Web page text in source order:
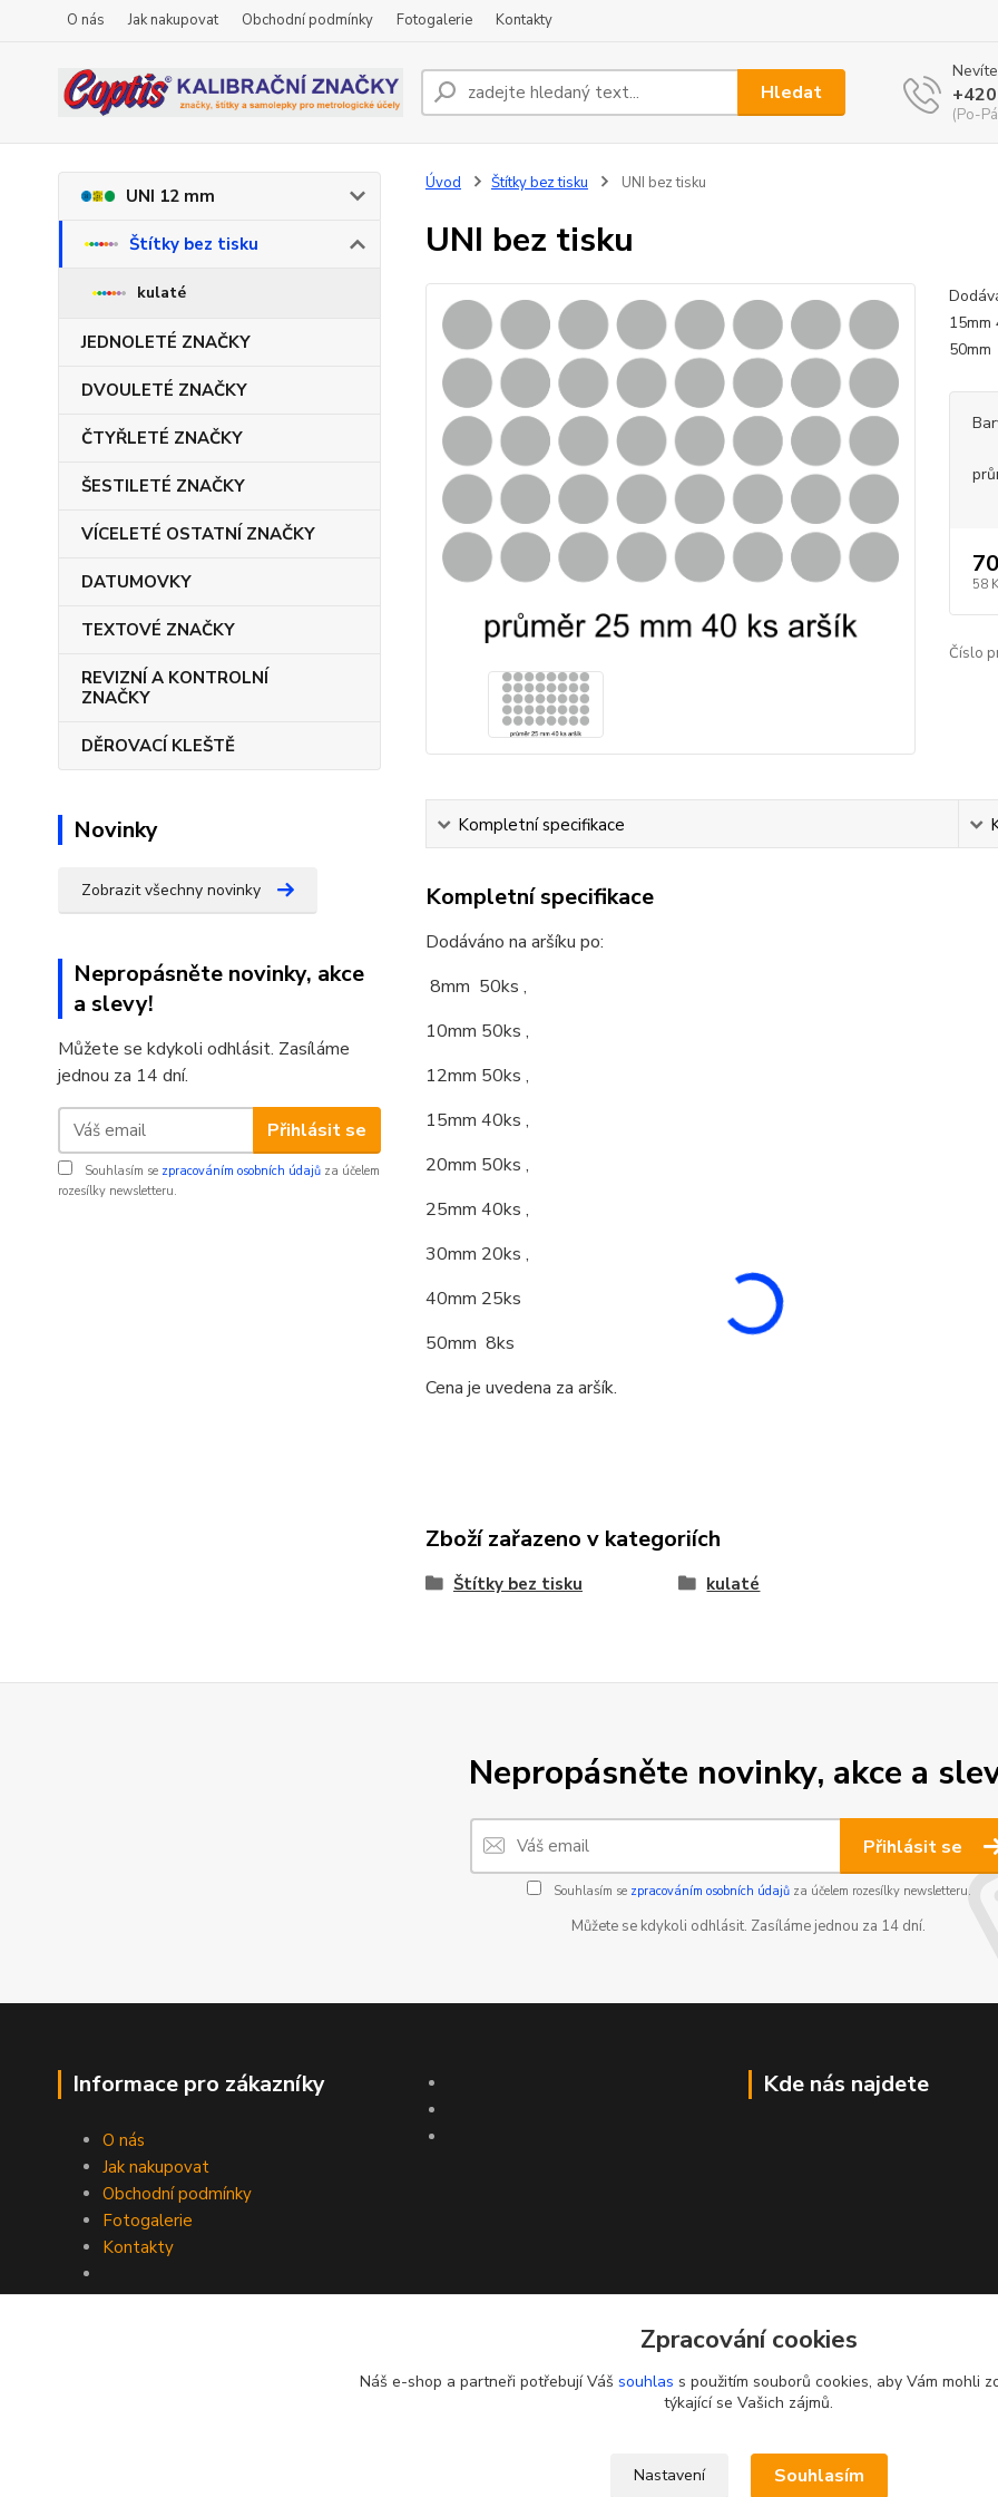
O nás Jak nakupovat Obchodní podmínky Fotogalerie Kontakty
Hledat
(Po-
UNI 12 mm
Štítky bez tisku
kulaté
JEDNOLETÉ ZNAČKY
DVOULETÉ ZNAČKY
ČTYŘLETÉ ZNAČKY
ŠESTILETÉ ZNAČKY
VÍCELETÉ OSTATNÍ ZNAČKY
DATUMOVKY
TEXTOVÉ ZNAČKY
REVIZNÍ A KONTROLNÍ
ZNAČKY
DĚROVACÍ KLEŠTĚ
Novinky
Zobrazit všechny novinky
Nepropásněte novinky, akce
a slevy!
Můžete se kdykoli odhlásit. Zasíláme
jednou za 14 dní.
Přihlásit se
Souhlasím se zpracováním osobních údajů za účelem
rozesílky newsletteru.
Úvod Štítky bez tisku UNI bez tisku
UNI bez tisku
15mm
58
Číslo
Kompletní specifikace
Kompletní specifikace
Dodáváno na aršíku po:
8mm 50ks ,
10mm 50ks ,
12mm 50ks ,
15mm 40ks ,
20mm 50ks ,
25mm 40ks ,
30mm 20ks ,
40mm 25ks
50mm 8ks
Cena je uvedena za aršík.
Zboží zařazeno v kategoriích
Štítky bez tisku kulaté
Nepropásněte novinky, akce a
Přihlásit se
Souhlasím se zpracováním osobních údajůza účelem rozesílky newsletteru.
Můžete se kdykoli odhlásit. Zasíláme jednou za 14 dní.
Informace pro zákazníky
O nás
Jak nakupovat
Obchodní podmínky
Fotogalerie
Kontakty
Kde nás najdete
Zpracování cookies
Náš e-shop a partneři potřebují Váš souhlas s použitím souborů cookies, aby Vám mohli
týkající se Vašich zájmů.
Nastavení Souhlasím